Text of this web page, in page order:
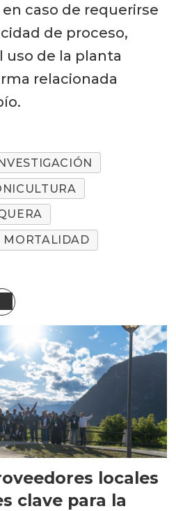
caso de requerirse
de proceso,
uso de la planta
relacionada
MORTALIDAD
locales
clave para la